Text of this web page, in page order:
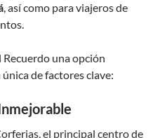
, así como para viajeros de
una opción
de factores clave:
el principal centro de